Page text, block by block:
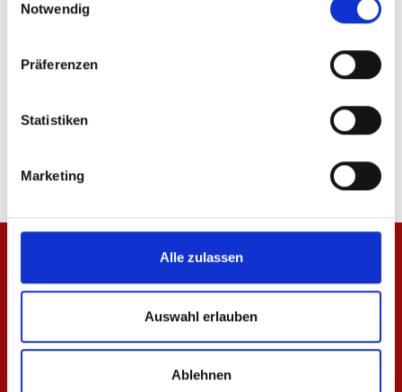
Notwendig
Präferenzen
Statistiken
Marketing
Alle zulassen
Auswahl erlauben
Ablehnen
Zip Jacke Essentials